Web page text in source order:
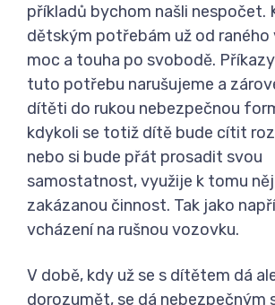
příkladů bychom našli nespočet.
dětským potřebám už od raného
moc a touha po svobodě.
tuto potřebu narušujeme a
dítěti do rukou nebezpečnou
kdykoli se totiž dítě bude cítit
nebo si bude přát prosadit svou
samostatnost, využije k tomu
zakázanou činnost. Tak jako
vcházení na rušnou vozovku.
V době, kdy už se s dítětem dá
dorozumět, se dá nebezpečným